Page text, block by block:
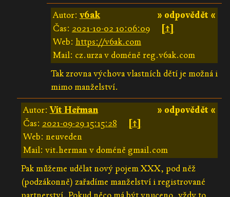
» odpovědět «
Autor: v6ak
Čas: 2021-10-02 10:06:09
[↑]
Web: https://v6ak.com
Mail: cz.urza v doméně reg.v6ak.com
Tak zrovna výchova vlastních dětí je možná i
mimo manželství.
» odpovědět «
Autor:Vít Heřman
Čas: 2021-09-29 15:15:28
[↑]
Web: neuveden
Mail: vit.herman v doméně gmail.com
Pak můžeme udělat nový pojem XXX, pod něž
(podzákonně) zařadíme manželství i registrované